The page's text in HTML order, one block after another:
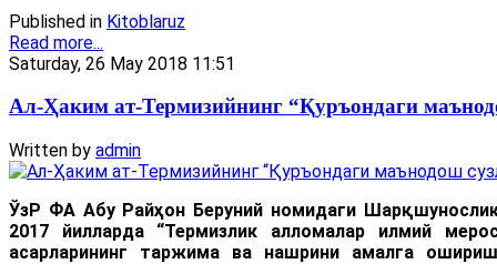
Published in Kitoblaruz
Read more...
Saturday, 26 May 2018 11:51
Ал-Ҳаким ат-Термизийнинг “Қуръондаги
Written by admin
ЎзР ФА Абу Райҳон Беруний номидаги
2017 йилларда “Термизлик алломалар илмий
асарларининг таржима ва нашрини амалга ошириш